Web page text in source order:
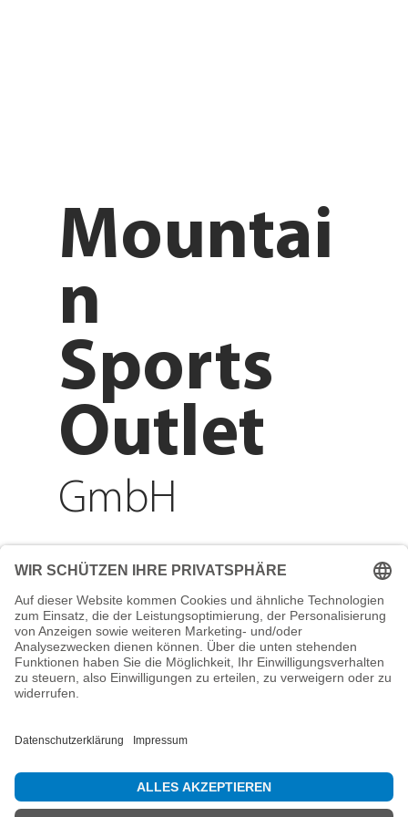
Adresse
Reichenberger Str. 1
84130 Dingolfing
Telefon
info@mountain-sports-
Mountai
n
Sports
Outlet
GmbH